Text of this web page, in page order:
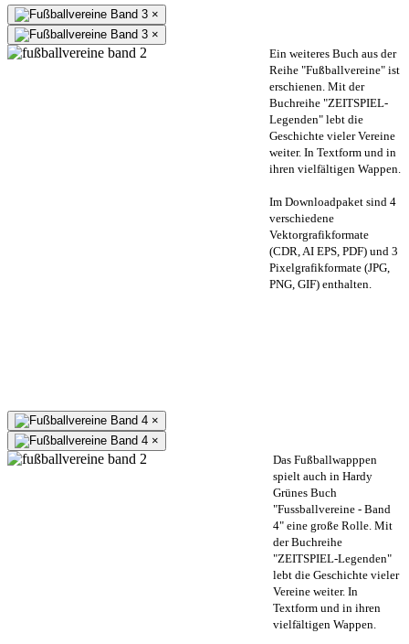
×
×
Ein weiteres Buch aus der
Reihe "Fußballvereine" ist
erschienen. Mit der
Buchreihe "ZEITSPIEL-
Legenden" lebt die
Geschichte vieler Vereine
weiter. In Textform und in
ihren vielfältigen Wappen.
Im Downloadpaket sind 4
verschiedene
Vektorgrafikformate
(CDR, AI EPS, PDF) und 3
Pixelgrafikformate (JPG,
PNG, GIF) enthalten.
×
×
Das Fußballwapppen
spielt auch in Hardy
Grünes Buch
"Fussballvereine - Band
4" eine große Rolle. Mit
der Buchreihe
"ZEITSPIEL-Legenden"
lebt die Geschichte vieler
Vereine weiter. In
Textform und in ihren
vielfältigen Wappen.